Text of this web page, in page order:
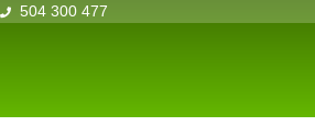
504 300 477